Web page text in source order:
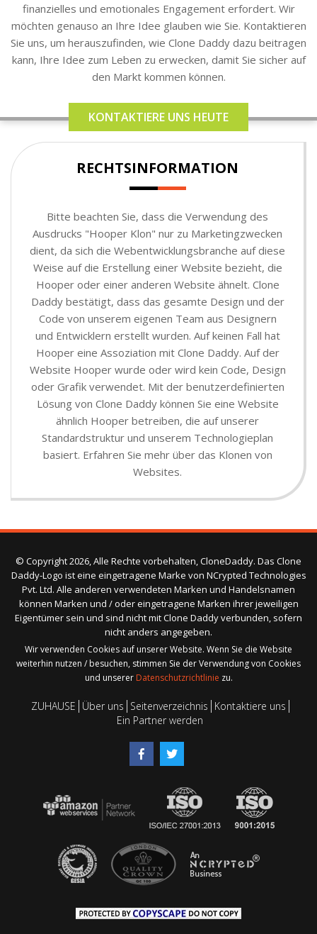
finanzielles und emotionales Engagement erfordert. Wir
möchten genauso an Ihre Idee glauben wie Sie. Kontaktieren
Sie uns, um herauszufinden, wie Clone Daddy dazu beitragen
kann, Ihre Idee zum Leben zu erwecken, damit Sie sicher auf
den Markt kommen können.
KONTAKTIERE UNS HEUTE
RECHTSINFORMATION
Bitte beachten Sie, dass die Verwendung des
Ausdrucks "Hooper Klon" nur zu Marketingzwecken
dient, da sich die Webentwicklungsbranche auf diese
Weise auf die Erstellung einer Website bezieht, die
Hooper oder einer anderen Website ähnelt. Clone
Daddy bestätigt, dass das gesamte Design und der
Code von unserem eigenen Team aus Designern
und Entwicklern erstellt wurden. Auf keinen Fall hat
Hooper eine Assoziation mit Clone Daddy. Auf der
Website Hooper wurde oder wird kein Code, Design
oder Grafik verwendet. Mit der benutzerdefinierten
Lösung von Clone Daddy können Sie eine Website
ähnlich Hooper betreiben, die auf unserer
Standardstruktur und unserem Technologieplan
basiert. Erfahren Sie mehr über das Klonen von
Websites.
© Copyright 2026, Alle Rechte vorbehalten, CloneDaddy. Das Clone
Daddy-Logo ist eine eingetragene Marke von NCrypted Technologies
Pvt. Ltd. Alle anderen verwendeten Marken und Handelsnamen
können Marken und / oder eingetragene Marken ihrer jeweiligen
Eigentümer sein und sind nicht mit Clone Daddy verbunden, sofern
nicht anders angegeben.
Wir verwenden Cookies auf unserer Website. Wenn Sie die Website
weiterhin nutzen / besuchen, stimmen Sie der Verwendung von Cookies
und unserer Datenschutzrichtlinie zu.
ZUHAUSE Über uns Seitenverzeichnis Kontaktiere uns
Ein Partner werden